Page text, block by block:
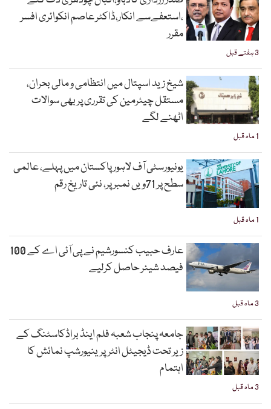
3 ہفتے قبل
،استعفےسے انکار،ڈاکٹر عاصم انکوائری افسر
مقرر
1 ماہ قبل
شیخ زید اسپتال میں انتظامی و مالی بحران،
مستقل چیئرمین کی تقرری پر بھی سوالات
اٹھنے لگے
1 ماہ قبل
یونیورسٹی آف لاہور پاکستان میں پہلے، عالمی
سطح پر 71ویں نمبر پر، نئی تاریخ رقم
3 ماہ قبل
عارف حبیب کنسورشیم نے پی آئی اے کے 100
فیصد شیئر حاصل کرلیے
3 ماہ قبل
جامعہ پنجاب شعبہ فلم اینڈ براڈکاسٹنگ کے
زیر تحت ڈیجیٹل انٹرپرینیورشپ نمائش کا
اہتمام